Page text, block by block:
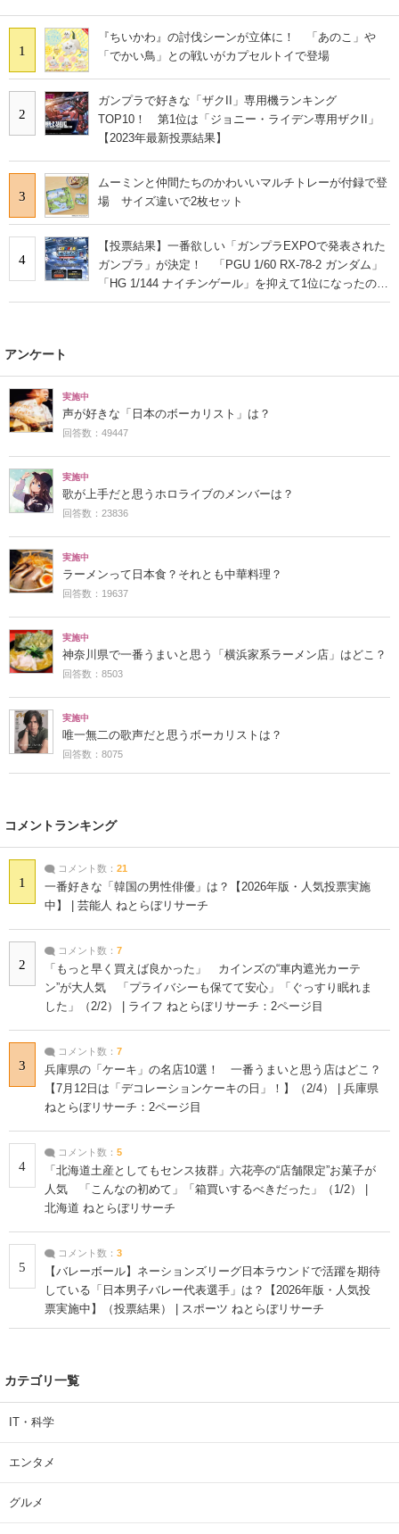
1
『ちいかわ』の討伐シーンが立体に！ 「あのこ」や
「でかい鳥」との戦いがカプセルトイで登場
2
ガンプラで好きな「ザクII」専用機ランキング
TOP10！ 第1位は「ジョニー・ライデン専用ザクII」
【2023年最新投票結果】
3
ムーミンと仲間たちのかわいいマルチトレーが付録で登
場 サイズ違いで2枚セット
4
【投票結果】一番欲しい「ガンプラEXPOで発表された
ガンプラ」が決定！ 「PGU 1/60 RX-78-2 ガンダム」
「HG 1/144 ナイチンゲール」を抑えて1位になったの
は？
アンケート
実施中
声が好きな「日本のボーカリスト」は？
回答数：49447
実施中
歌が上手だと思うホロライブのメンバーは？
回答数：23836
実施中
ラーメンって日本食？それとも中華料理？
回答数：19637
実施中
神奈川県で一番うまいと思う「横浜家系ラーメン店」はどこ？
回答数：8503
実施中
唯一無二の歌声だと思うボーカリストは？
回答数：8075
コメントランキング
1
コメント数： 21
一番好きな「韓国の男性俳優」は？【2026年版・人気投票実施
中】 | 芸能人 ねとらぼリサーチ
2
コメント数： 7
「もっと早く買えば良かった」 カインズの“車内遮光カーテ
ン”が大人気 「プライバシーも保てて安心」「ぐっすり眠れま
した」（2/2） | ライフ ねとらぼリサーチ：2ページ目
3
コメント数： 7
兵庫県の「ケーキ」の名店10選！ 一番うまいと思う店はどこ？
【7月12日は「デコレーションケーキの日」！】（2/4） | 兵庫県
ねとらぼリサーチ：2ページ目
4
コメント数： 5
「北海道土産としてもセンス抜群」六花亭の“店舗限定”お菓子が
人気 「こんなの初めて」「箱買いするべきだった」（1/2） |
北海道 ねとらぼリサーチ
5
コメント数： 3
【バレーボール】ネーションズリーグ日本ラウンドで活躍を期待
している「日本男子バレー代表選手」は？【2026年版・人気投
票実施中】（投票結果） | スポーツ ねとらぼリサーチ
カテゴリ一覧
IT・科学
エンタメ
グルメ